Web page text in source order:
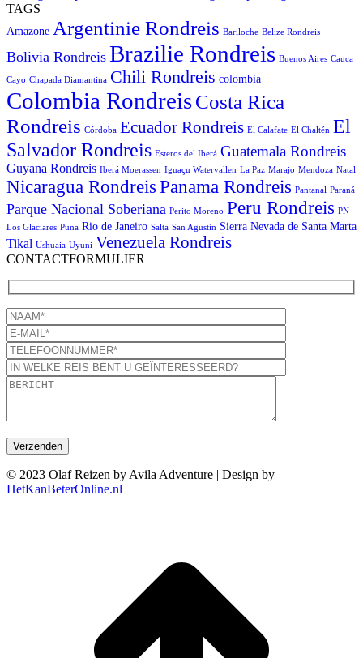
TAGS
Amazone Argentinie Rondreis Bariloche Belize Rondreis
Bolivia Rondreis Brazilie Rondreis Buenos Aires Cauca
Cayo Chapada Diamantina Chili Rondreis colombia
Colombia RondreisCosta Rica
Rondreis Córdoba Ecuador Rondreis El Calafate El Chaltén El
Salvador Rondreis Esteros del Iberá Guatemala Rondreis
Guyana Rondreis Iberá Moerassen Iguaçu Watervallen La Paz Marajo Mendoza Natal
Nicaragua Rondreis Panama Rondreis Pantanal Paraná
Parque Nacional Soberiana Perito Moreno Peru Rondreis PN
Los Glaciares Puna Rio de Janeiro Salta San Agustín Sierra Nevada de Santa Marta
Tikal Ushuaia Uyuni Venezuela Rondreis
CONTACTFORMULIER
© 2023 Olaf Reizen by Avila Adventure | Design by
HetKanBeterOnline.nl